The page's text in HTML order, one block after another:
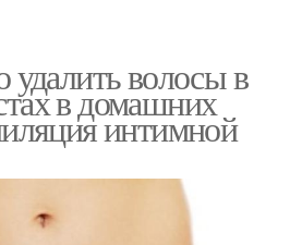
удалить волосы в
в домашних
интимной